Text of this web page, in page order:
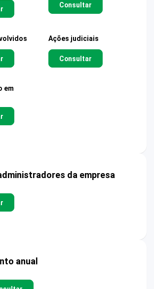
Consultar
Ações judiciais
Consultar
em
da empresa
anual